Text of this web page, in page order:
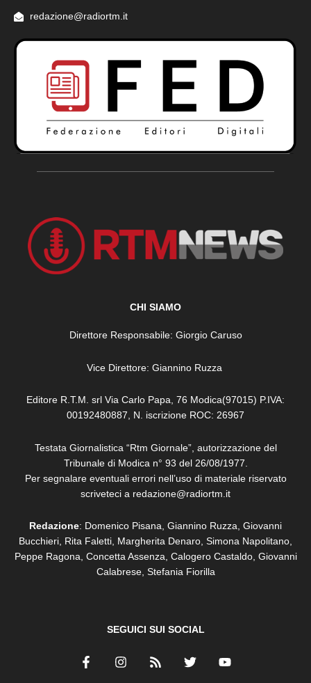
redazione@radiortm.it
CHI SIAMO
Direttore Responsabile: Giorgio Caruso
Vice Direttore: Giannino Ruzza
Editore R.T.M. srl Via Carlo Papa, 76 Modica(97015) P.IVA:
00192480887, N. iscrizione ROC: 26967
Testata Giornalistica “Rtm Giornale”, autorizzazione del
Tribunale di Modica n° 93 del 26/08/1977.
Per segnalare eventuali errori nell’uso di materiale riservato
scriveteci a redazione@radiortm.it
Redazione: Domenico Pisana, Giannino Ruzza, Giovanni
Bucchieri, Rita Faletti, Margherita Denaro, Simona Napolitano,
Peppe Ragona, Concetta Assenza, Calogero Castaldo, Giovanni
Calabrese, Stefania Fiorilla
SEGUICI SUI SOCIAL
F
a
I
n
R
s
T
w
Y
o